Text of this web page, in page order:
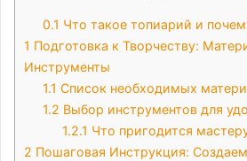
0.1 Что такое топиарий и
1 Подготовка к Творчеству:
Инструменты
1.1 Список необходимых
1.2 Выбор инструментов для
1.2.1 Что пригодится
2 Пошаговая Инструкция: